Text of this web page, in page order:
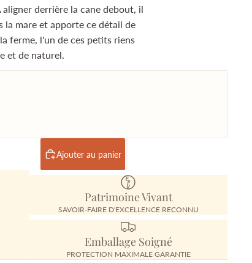
aligner derrière la cane debout, il
la mare et apporte ce détail de
ferme, l'un de ces petits riens
et de naturel.
Ajouter au panier
Patrimoine Vivant
SAVOIR-FAIRE D'EXCELLENCE RECONNU
Emballage Soigné
PROTECTION MAXIMALE GARANTIE